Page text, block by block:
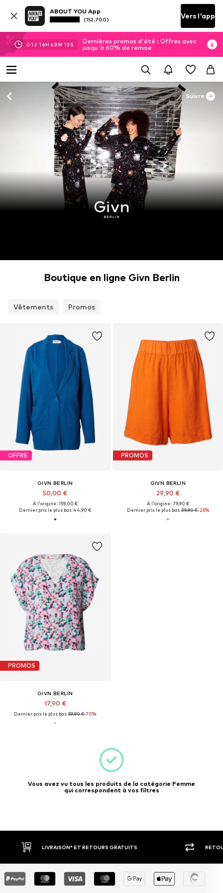
ABOUT YOU App
(152.700) Vers l'app
01J 16H 43M 12 S
Dernières promos d'été : Offres avec
jusqu'à 60% de remise
Suivre
Boutique en ligne Givn Berlin
Vêtements Promos
OFFRE
GIVN BERLIN
50,00 €
À l'origine : 159,00 €
Dernier prix le plus bas :44,90 €
PROMOS
GIVN BERLIN
29,90 €
À l'origine : 79,90 €
Dernier prix le plus bas :39,90 €-25%
PROMOS
GIVN BERLIN
17,90 €
Dernier prix le plus bas :59,90 €-70%
Vous avez vu tous les produits de la catégorie Femme
qui correspondent à vos filtres
LIVRAISON* ET RETOURS GRATUITS